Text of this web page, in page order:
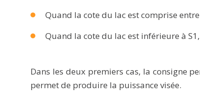
Quand la cote du lac est comprise entre
Quand la cote du lac est inférieure à
Dans les deux premiers cas, la consigne
permet de produire la puissance visée.